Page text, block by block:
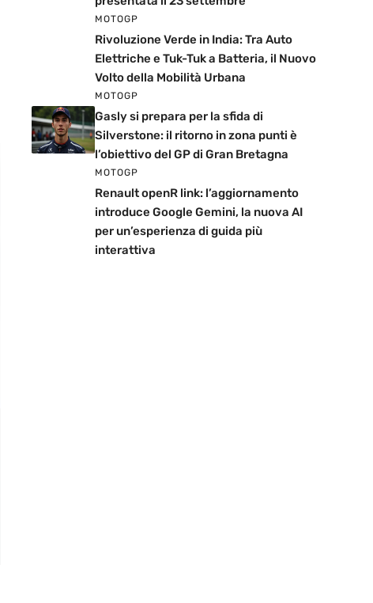
MOTOGP
Rivoluzione Verde in India: Tra Auto
Elettriche e Tuk-Tuk a Batteria, il Nuovo
Volto della Mobilità Urbana
MOTOGP
Gasly si prepara per la sfida di
Silverstone: il ritorno in zona punti è
l’obiettivo del GP di Gran Bretagna
MOTOGP
Renault openR link: l’aggiornamento
introduce Google Gemini, la nuova AI
per un’esperienza di guida più
interattiva